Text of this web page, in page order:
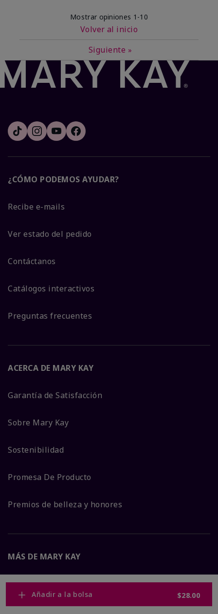
Añadir a la bolsa $28.00
Mostrar opiniones 1-10
Volver al inicio
Siguiente »
¿CÓMO PODEMOS AYUDAR?
Recibe e-mails
Ver estado del pedido
Contáctanos
Catálogos interactivos
Preguntas frecuentes
ACERCA DE MARY KAY
Garantía de Satisfacción
Sobre Mary Kay
Sostenibilidad
Promesa De Producto
Premios de belleza y honores
MÁS DE MARY KAY
Carreras Corporativas